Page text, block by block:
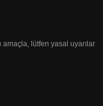
lütfen yasal uyarılar